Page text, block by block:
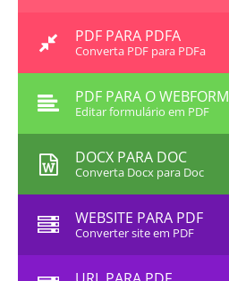
PDF PARA PDFA
Converta PDF para PDFa
PDF PARA O WEBFORM
Editar formulário em PDF
DOCX PARA DOC
Converta Docx para Doc
WEBSITE PARA PDF
Converter site em PDF